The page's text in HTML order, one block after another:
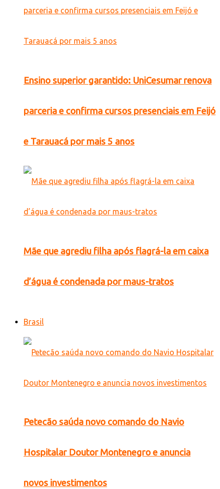
Ensino superior garantido: UniCesumar renova
parceria e confirma cursos presenciais em Feijó
e Tarauacá por mais 5 anos
Mãe que agrediu filha após flagrá-la em caixa
d’água é condenada por maus-tratos
Brasil
Petecão saúda novo comando do Navio
Hospitalar Doutor Montenegro e anuncia
novos investimentos